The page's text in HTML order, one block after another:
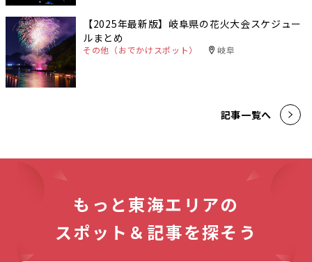
【2025年最新版】岐阜県の花火大会スケジュー
ルまとめ
その他（おでかけスポット） 岐阜
記事一覧へ
もっと東海エリアの
スポット＆記事を探そう